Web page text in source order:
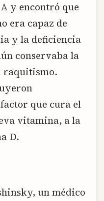
y encontró que
era capaz de
y la deficiencia
conservaba la
raquitismo.
que cura el
vitamina, a la
D.
un médico